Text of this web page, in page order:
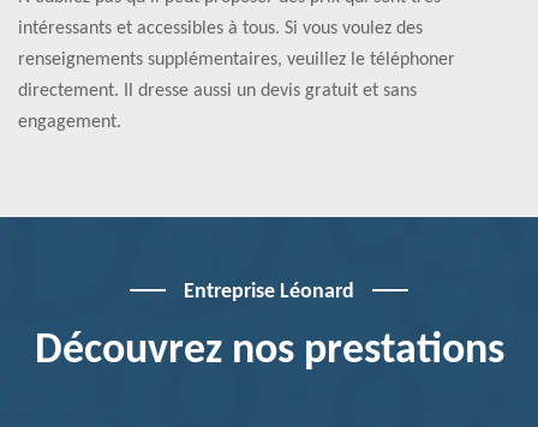
intéressants et accessibles à tous. Si vous voulez des
renseignements supplémentaires, veuillez le téléphoner
directement. Il dresse aussi un devis gratuit et sans
engagement.
Entreprise Léonard
Découvrez nos prestations